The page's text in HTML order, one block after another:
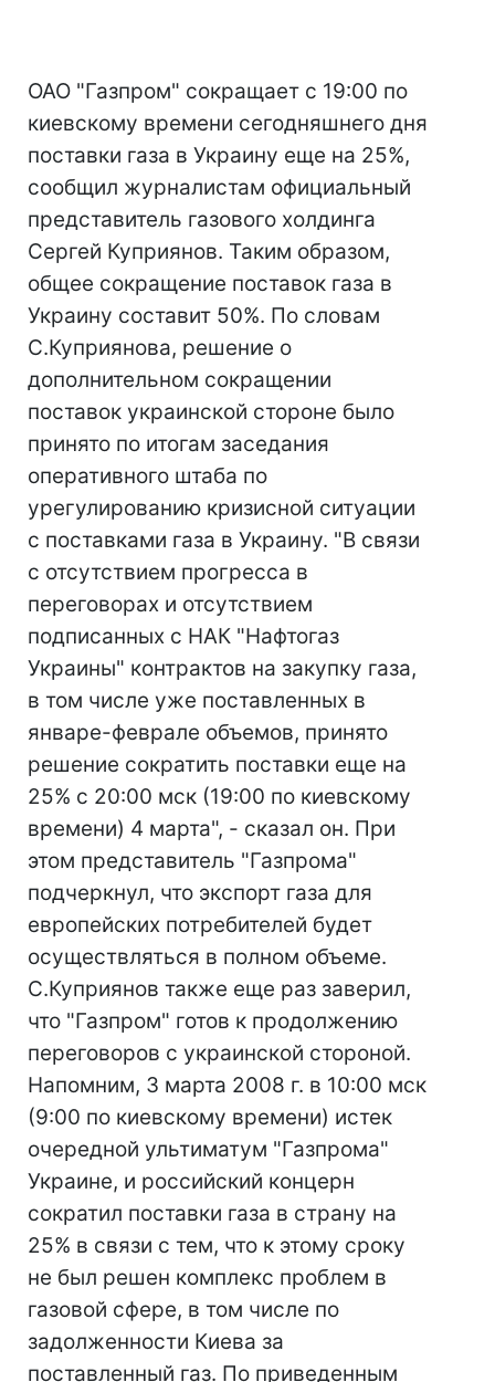
ОАО "Газпром" сокращает с 19:00 по
киевскому времени сегодняшнего дня
поставки газа в Украину еще на 25%,
сообщил журналистам официальный
представитель газового холдинга
Сергей Куприянов. Таким образом,
общее сокращение поставок газа в
Украину составит 50%. По словам
С.Куприянова, решение о
дополнительном сокращении
поставок украинской стороне было
принято по итогам заседания
оперативного штаба по
урегулированию кризисной ситуации
с поставками газа в Украину. "В связи
с отсутствием прогресса в
переговорах и отсутствием
подписанных с НАК "Нафтогаз
Украины" контрактов на закупку газа,
в том числе уже поставленных в
январе-феврале объемов, принято
решение сократить поставки еще на
25% с 20:00 мск (19:00 по киевскому
времени) 4 марта", - сказал он. При
этом представитель "Газпрома"
подчеркнул, что экспорт газа для
европейских потребителей будет
осуществляться в полном объеме.
С.Куприянов также еще раз заверил,
что "Газпром" готов к продолжению
переговоров с украинской стороной.
Напомним, 3 марта 2008 г. в 10:00 мск
(9:00 по киевскому времени) истек
очередной ультиматум "Газпрома"
Украине, и российский концерн
сократил поставки газа в страну на
25% в связи с тем, что к этому сроку
не был решен комплекс проблем в
газовой сфере, в том числе по
задолженности Киева за
поставленный газ. По приведенным